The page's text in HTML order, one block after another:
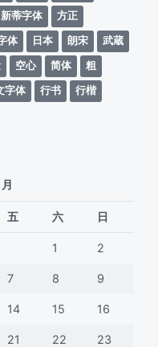
新蒂字体
方正
体 日本 朗宋
武蔵
空心 简体
粗
字体 行书
行楷
五 六 日
1 2
7 8 9
14 15 16
21 22 23